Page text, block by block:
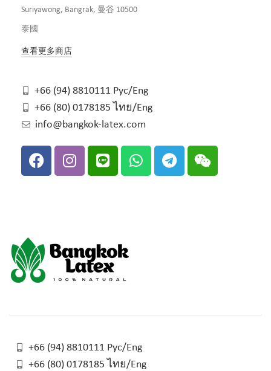
Suriyawong, Bangrak, 曼谷 10500
泰國
查看更多商店
+66 (94) 8810111 Рус/Eng
+66 (80) 0178185 ไทย/Eng
info@bangkok-latex.com
+66 (94) 8810111 Рус/Eng
+66 (80) 0178185 ไทย/Eng